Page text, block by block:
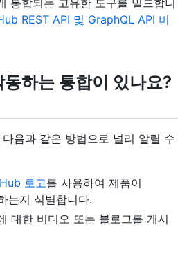
통합되는 고유한 도구를 빌드합니
REST API 및 GraphQL API 비
하는 통합이 있나요?
음과 같은 방법으로 널리 알릴 수
로고를 사용하여 제품이
는지 식별합니다.
대한 비디오 또는 블로그를 게시